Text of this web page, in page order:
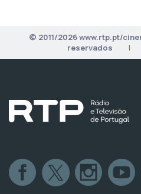
© 2011/2026 www.rtp.pt/
reservados
|